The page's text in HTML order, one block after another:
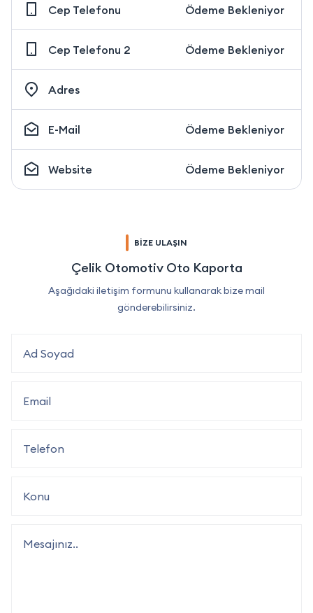
Cep Telefonu Ödeme Bekleniyor
Cep Telefonu 2 Ödeme Bekleniyor
Adres
E-Mail Ödeme Bekleniyor
Website Ödeme Bekleniyor
BİZE ULAŞIN
Çelik Otomotiv Oto Kaporta
Aşağıdaki iletişim formunu kullanarak bize mail
gönderebilirsiniz.